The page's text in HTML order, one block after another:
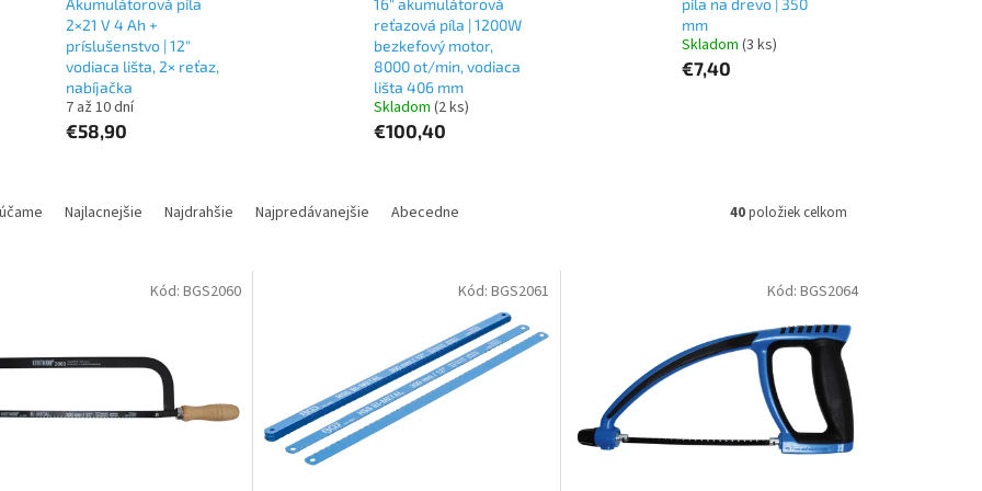
Akumulátorová píla
2×21 V 4 Ah +
príslušenstvo | 12"
vodiaca lišta, 2× reťaz,
nabíjačka
7 až 10 dní
€58,90
16" akumulátorová
reťazová píla | 1200W
bezkefový motor,
8000 ot/min, vodiaca
lišta 406 mm
Skladom (2 ks)
€100,40
píla na drevo | 350
mm
Skladom (3 ks)
€7,40
Najlacnejšie Najdrahšie Najpredávanejšie Abecedne 40položiek celkom
Kód: BGS2060 Kód: BGS2061 Kód: BGS2064